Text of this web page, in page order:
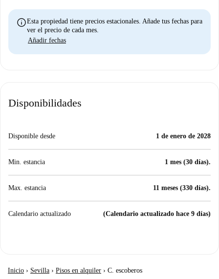
infoEsta propiedad tiene precios estacionales. Añade tus fechas para
ver el precio de cada mes.
Añadir fechas
Disponibilidades
Disponible desde 1 de enero de 2028
Min. estancia 1 mes (30 días).
Max. estancia 11 meses (330 días).
Calendario actualizado (Calendario actualizado hace 9 días)
Inicio › Sevilla › Pisos en alquiler › C. escoberos